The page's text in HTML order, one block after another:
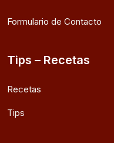
Formulario de Contacto
Tips – Recetas
Recetas
Tips